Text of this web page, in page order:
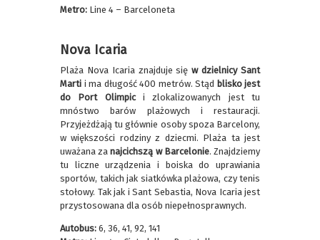
Metro: Line 4 – Barceloneta
Nova Icaria
Plaża Nova Icaria znajduje sięw dzielnicy Sant
Marti i ma długość 400 metrów. Stąd blisko jest
do Port Olimpici zlokalizowanych jest tu
mnóstwo barów plażowych i restauracji.
Przyjeżdżają tu głównie osoby spoza Barcelony,
w większości rodziny z dziecmi. Plaża ta jest
uważana zanajcichszą w Barcelonie. Znajdziemy
tu liczne urządzenia i boiska do uprawiania
sportów, takich jak siatkówka plażowa, czy tenis
stołowy. Tak jak i Sant Sebastia, Nova Icaria jest
przystosowana dla osób niepełnosprawnych.
Autobus: 6, 36, 41, 92, 141